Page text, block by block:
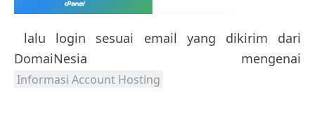
lalu login sesuai email yang dikirim dari
DomaiNesia mengenai
Informasi Account Hosting